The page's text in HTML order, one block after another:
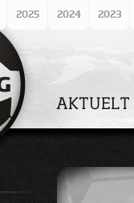
2025 2024 2023